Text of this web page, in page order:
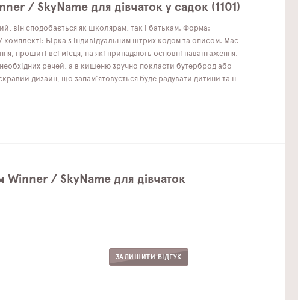
/ SkyName для дівчаток у садок (1101)
він сподобається як школярам, ​​так і батькам. Форма:
Бірка з індивідуальним штрих кодом та описом. Має
прошиті всі місця, на які припадають основні навантаження.
речей, а в кишеню зручно покласти бутерброд або
дизайн, що запам'ятовується буде радувати дитини та її
/ SkyName для дівчаток
ЗАЛИШИТИ ВІДГУК